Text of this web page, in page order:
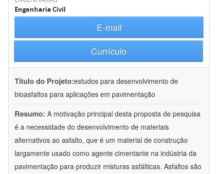
Engenharia Civil
E-mail
Currículo
Título do Projeto:estudos para desenvolvimento de
bioasfaltos para aplicações em pavimentação
Resumo: A motivação principal desta proposta de pesquisa
é a necessidade do desenvolvimento de materiais
alternativos ao asfalto, que é um material de construção
largamente usado como agente cimentante na indústria da
pavimentação para produzir misturas asfálticas. Asfaltos são